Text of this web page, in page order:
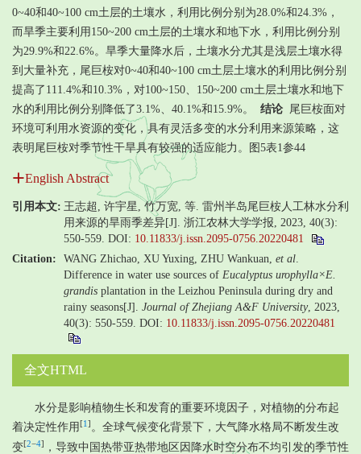
0~40和40~100 cm土层的土壤水，利用比例分别为28.0%和24.3%，
而旱季主要利用150~200 cm土层的土壤水和地下水，利用比例分别
为29.9%和22.6%。旱季大量降水后，土壤水分尤其是浅层土壤水得
到大量补充，尾巨桉对0~40和40~100 cm土层土壤水的利用比例分别
提高了111.4%和10.3%，对100~150、150~200 cm土层土壤水和地下
水的利用比例分别降低了3.1%、40.1%和15.9%。
结论 尾巨桉面对
环境可利用水资源的变化，具有灵活多变的水分利用来源策略，这
表明尾巨桉对季节性干旱具有较强的适应能力。图5表1参44
English Abstract
引用本文: 王志超, 许宇星, 竹万宽, 等. 雷州半岛尾巨桉人工林水分利
用来源的旱雨季差异[J]. 浙江农林大学学报, 2023, 40(3):
550-559. DOI: 10.11833/j.issn.2095-0756.20220481
Citation:
WANG Zhichao, XU Yuxing, ZHU Wankuan, et al
Difference in water use sources of Eucalyptus urophylla×E.
grandis plantation in the Leizhou Peninsula during dry and
rainy seasons[J]. Journal of Zhejiang A&F University, 2023,
40(3): 550-559. DOI: 10.11833/j.issn.2095-0756.20220481
全文HTML
水分是影响植物生长和发育的重要环境因子，对植物的分布起
着决定性作用 [1 ] 。全球气候变化背景下，大气降水格局不断发生改
变[2−4]
，导致中国热带亚热带地区因降水时空分布不均引发的季节性